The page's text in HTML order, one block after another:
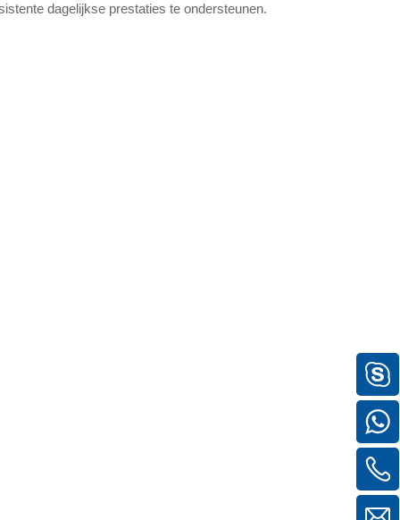
dagelijkse prestaties te ondersteunen.